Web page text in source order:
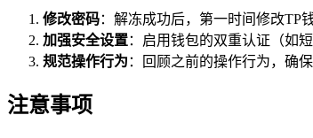
修改密码：解冻成功后，第一时间修改TP
加强安全设置：启用钱包的双重认证（如
规范操作行为 ：回顾之前的操作行为，确
注意事项